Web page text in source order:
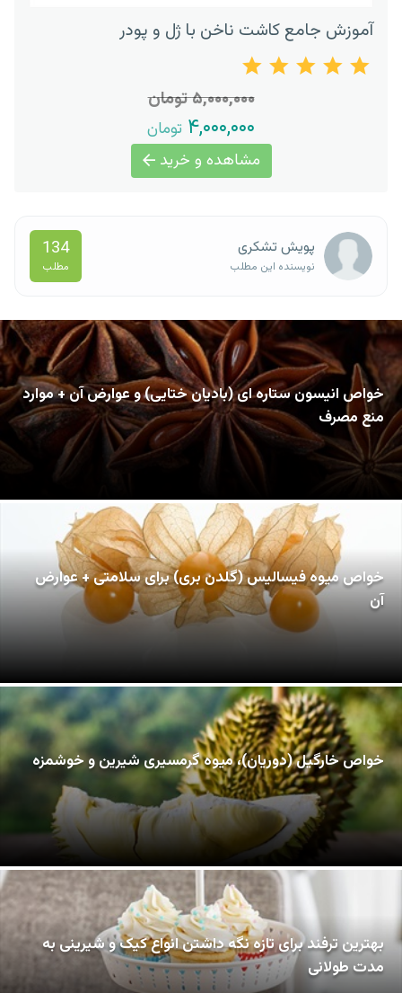
آموزش جامع کاشت ناخن با ژل و پودر
۵,۰۰۰,۰۰۰ تومان
۴,۰۰۰,۰۰۰ تومان
مشاهده و خرید
پویش تشکری
نویسنده این مطلب
134
مطلب
خواص انیسون ستاره ای (بادیان ختایی) و عوارض آن + موارد
منع مصرف
خواص میوه فیسالیس (گلدن بری) برای سلامتی + عوارض
آن
خواص خارگیل (دوریان)، میوه گرمسیری شیرین و خوشمزه
بهترین ترفند برای تازه نگه داشتن انواع کیک و شیرینی به
مدت طولانی